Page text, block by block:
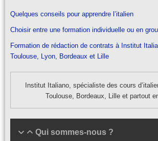
Quelques conseils pour apprendre l’italien
Choisir entre une formation individuelle ou en
Formation de rédaction de contrats à Institut
Toulouse, Lyon, Bordeaux et Lille
Institut Italiano, spécialiste des cours
Toulouse, Bordeaux, Lille et partout
Qui sommes-nous ?